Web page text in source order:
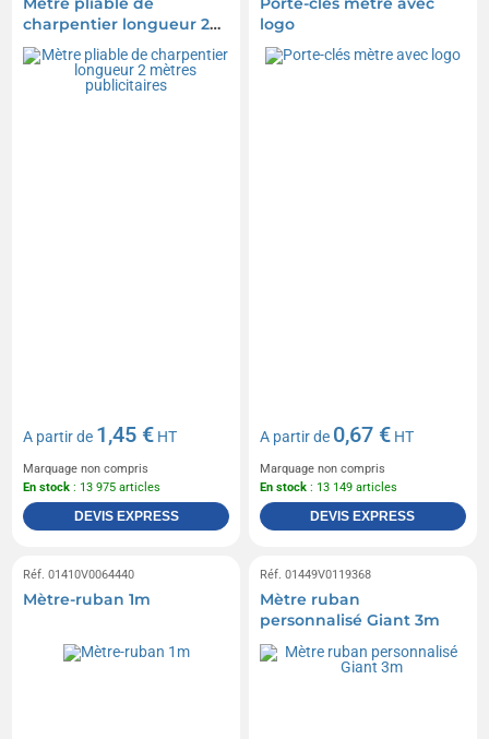
charpentier longueur 2
mètres publicitaires
A partir de 1,45 € HT
Marquage non compris
En stock : 13 975 articles
DEVIS EXPRESS
logo
A partir de 0,67 € HT
Marquage non compris
En stock : 13 149 articles
DEVIS EXPRESS
Réf. 01410V0064440
Mètre-ruban 1m
Réf. 01449V0119368
Mètre ruban
personnalisé Giant 3m